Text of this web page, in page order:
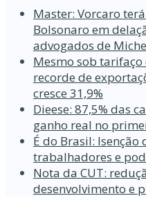
Master: Vorcaro
Bolsonaro em
advogados de
Mesmo sob
recorde de
cresce 31,9%
Dieese: 87,5% das
ganho real no
É do Brasil:
trabalhadores e
Nota da CUT:
desenvolvimento e